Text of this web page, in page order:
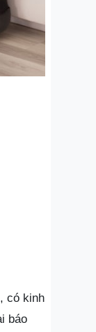
có kinh
báo